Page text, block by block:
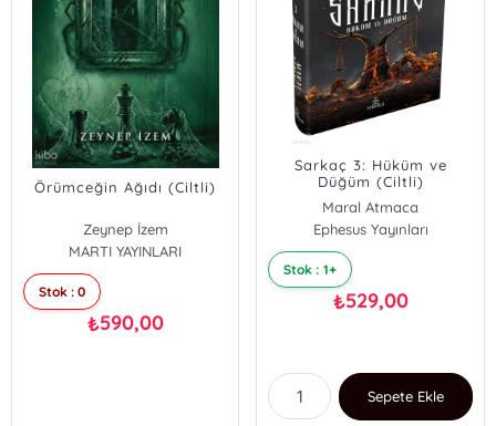
Örümceğin Ağıdı (Ciltli)
Zeynep İzem
MARTI YAYINLARI
Stok : 0
₺590,00
Sarkaç 3: Hüküm ve
Düğüm (Ciltli)
Maral Atmaca
Ephesus Yayınları
Stok : 1+
₺529,00
Sepete Ekle